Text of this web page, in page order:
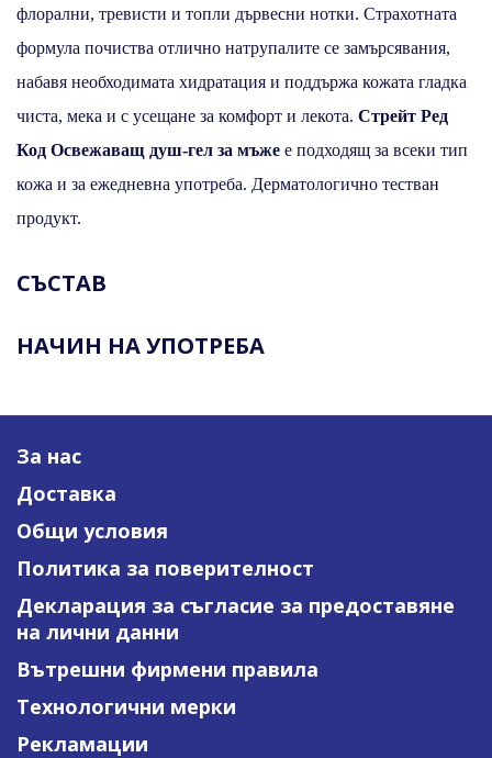
флорални, тревисти и топли дървесни нотки. Страхотната
формула почиства отлично натрупалите се замърсявания,
набавя необходимата хидратация и поддържа кожата гладка
чиста, мека и с усещане за комфорт и лекота. Стрейт Ред
Код Освежаващ душ-гел за мъже е подходящ за всеки тип
кожа и за ежедневна употреба. Дерматологично тестван
продукт.
СЪСТАВ
НАЧИН НА УПОТРЕБА
За нас
Доставка
Общи условия
Политика за поверителност
Декларация за съгласие за предоставяне
на лични данни
Вътрешни фирмени правила
Технологични мерки
Рекламации